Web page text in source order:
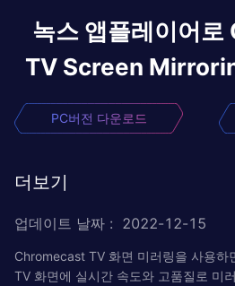
녹스 앱플레이어로
TV Screen
PC버전 다운로드
더보기
업데이트 날짜 : 2022-12-15
Chromecast TV 화면 미러링을 사용하
TV 화면에 실시간 속도와 고품질로 미